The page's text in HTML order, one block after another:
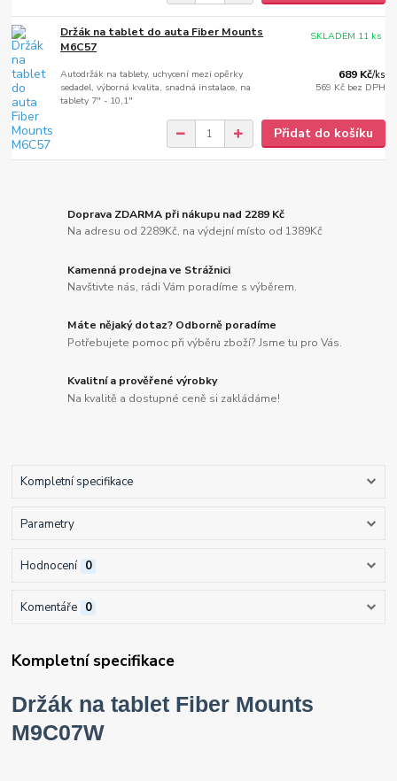
Držák na tablet do auta Fiber Mounts
M6C57
Autodržák na tablety, uchycení mezi opěrky
sedadel, výborná kvalita, snadná instalace, na
tablety 7" - 10,1"
689 Kč/ks
569 Kč bez DPH
SKLADEM 11 ks
Přidat do košíku
Doprava ZDARMA při nákupu nad 2289 Kč
Na adresu od 2289Kč, na výdejní místo od 1389Kč
Kamenná prodejna ve Strážnici
Navštivte nás, rádi Vám poradíme s výběrem.
Máte nějaký dotaz? Odborně poradíme
Potřebujete pomoc při výběru zboží? Jsme tu pro Vás.
Kvalitní a prověřené výrobky
Na kvalitě a dostupné ceně si zakládáme!
Kompletní specifikace
Parametry
Hodnocení 0
Komentáře 0
Kompletní specifikace
Držák na tablet Fiber Mounts
M9C07W